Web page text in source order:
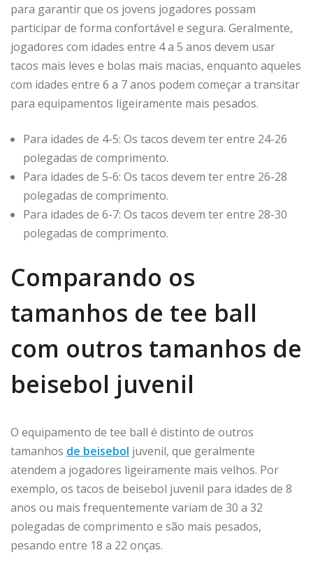
para garantir que os jovens jogadores possam
participar de forma confortável e segura. Geralmente,
jogadores com idades entre 4 a 5 anos devem usar
tacos mais leves e bolas mais macias, enquanto aqueles
com idades entre 6 a 7 anos podem começar a transitar
para equipamentos ligeiramente mais pesados.
Para idades de 4-5: Os tacos devem ter entre 24-26
polegadas de comprimento.
Para idades de 5-6: Os tacos devem ter entre 26-28
polegadas de comprimento.
Para idades de 6-7: Os tacos devem ter entre 28-30
polegadas de comprimento.
Comparando os
tamanhos de tee ball
com outros tamanhos de
beisebol juvenil
O equipamento de tee ball é distinto de outros
tamanhos de beisebol juvenil, que geralmente
atendem a jogadores ligeiramente mais velhos. Por
exemplo, os tacos de beisebol juvenil para idades de 8
anos ou mais frequentemente variam de 30 a 32
polegadas de comprimento e são mais pesados,
pesando entre 18 a 22 onças.